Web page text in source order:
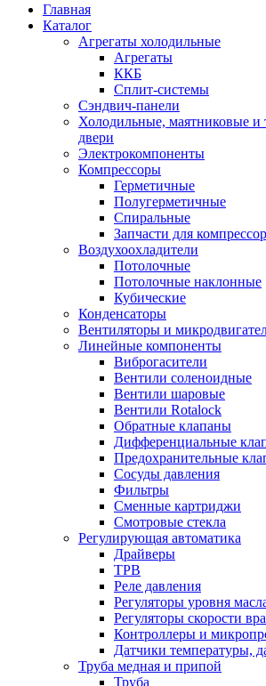
Главная
Каталог
Агрегаты холодильные
Агрегаты
ККБ
Сплит-системы
Сэндвич-панели
Холодильные, маятниковые и
двери
Электрокомпоненты
Компрессоры
Герметичные
Полугерметичные
Спиральные
Запчасти для
Воздухоохладители
Потолочные
Потолочные наклонные
Кубические
Конденсаторы
Вентиляторы и
Линейные компоненты
Виброгасители
Вентили соленоидные
Вентили шаровые
Вентили Rotalock
Обратные клапаны
Дифференциальные
Предохранительные
Сосуды давления
Фильтры
Сменные картриджи
Смотровые стекла
Регулирующая автоматика
Драйверы
ТРВ
Реле давления
Регуляторы уровня
Регуляторы скорости
Контроллеры и
Датчики температуры,
Труба медная и припой
Труба